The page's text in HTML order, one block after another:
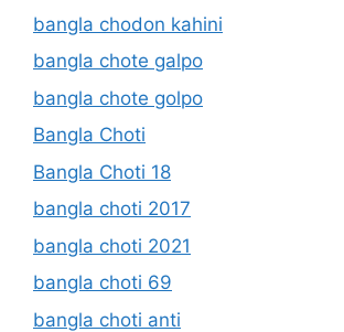
bangla chodon kahini
bangla chote galpo
bangla chote golpo
Bangla Choti
Bangla Choti 18
bangla choti 2017
bangla choti 2021
bangla choti 69
bangla choti anti